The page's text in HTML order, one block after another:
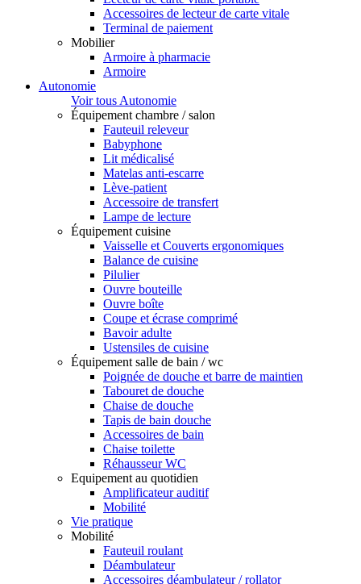
Accessoires de lecteur de carte vitale
Terminal de paiement
Mobilier
Armoire à pharmacie
Armoire
Autonomie
Voir tous Autonomie
Équipement chambre / salon
Fauteuil releveur
Babyphone
Lit médicalisé
Matelas anti-escarre
Lève-patient
Accessoire de transfert
Lampe de lecture
Équipement cuisine
Vaisselle et Couverts ergonomiques
Balance de cuisine
Pilulier
Ouvre bouteille
Ouvre boîte
Coupe et écrase comprimé
Bavoir adulte
Ustensiles de cuisine
Équipement salle de bain / wc
Poignée de douche et barre de maintien
Tabouret de douche
Chaise de douche
Tapis de bain douche
Accessoires de bain
Chaise toilette
Réhausseur WC
Equipement au quotidien
Amplificateur auditif
Mobilité
Vie pratique
Mobilité
Fauteuil roulant
Déambulateur
Accessoires déambulateur / rollator